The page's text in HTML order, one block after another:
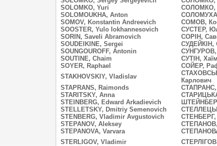
SOLOMKO, Yuri
СОЛОМКО,
SOLOMOUKHA, Anton
SOMOV, Konstantin Andreevich
СОМОВ,
SOOSTER, Yulo Iokhannesovich
СУСТЕР,
SORIN, Saveli Abramovich
СОРІН,
SOUDEIKINE, Sergei
СУДЕЙКІН,
SOUNGOUROFF, Antonin
СУНГУРОВ,
SOUTINE, Chaim
СУТІН,
SOYER, Raphael
СОЙЕР,
STAKHOVSKIY, Vladislav
Карлович
STAPRANS, Raimonds
STARITSKY, Anna
STEINBERG, Edward Arkadievich
STELLETSKY, Dmitriy Semenovich
STENBERG, Vladimir Avgustovich
STEPANOV, Aleksey
СТЕПАНОВ,
STEPANOVA, Varvara
STERLIGOV, Vladimir